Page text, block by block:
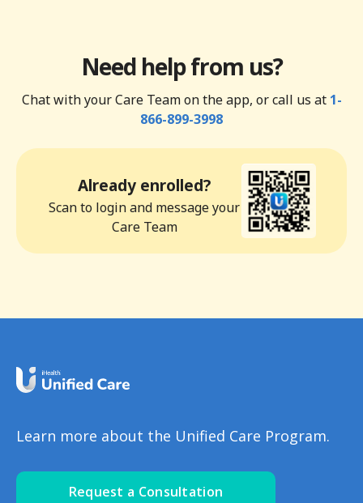
Need help from us?
Chat with your Care Team on the app, or call us at 1-
866-899-3998
Already enrolled?
Scan to login and message your
Care Team
Learn more about the Unified Care Program.
Request a Consultation